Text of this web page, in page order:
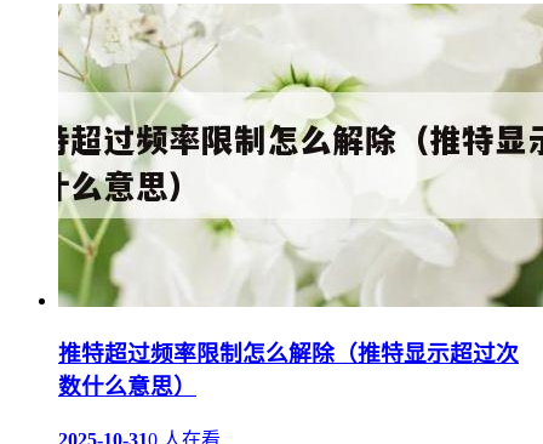
推特超过频率限制怎么解除（推特显示超过次
数什么意思）
2025-10-310 人在看